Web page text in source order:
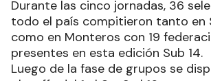
Durante las cinco jornadas, 36
todo el país compitieron tanto en
como en Monteros con 19
presentes en esta edición Sub 14.
Luego de la fase de grupos se